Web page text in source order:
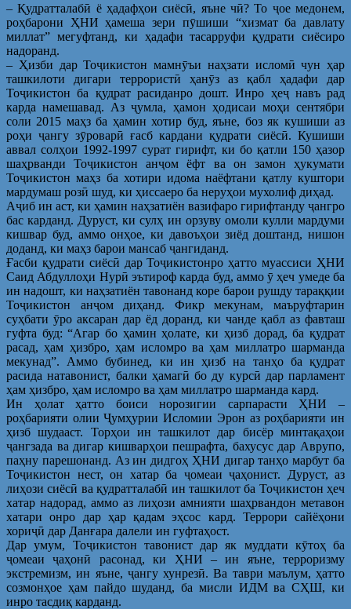
– Қудратталабӣ ё ҳадафҳои сиёсӣ, яъне чӣ? То ҷое медонем,
роҳбарони ҲНИ ҳамеша зери пӯшиши “хизмат ба давлату
миллат” мегуфтанд, ки ҳадафи тасарруфи қудрати сиёсиро
надоранд.
– Ҳизби дар Тоҷикистон мамнӯъи наҳзати исломӣ чун ҳар
ташкилоти дигари террористӣ ҳанӯз аз қабл ҳадафи дар
Тоҷикистон ба қудрат расиданро дошт. Инро ҳеҷ навъ рад
карда намешавад. Аз ҷумла, ҳамон ҳодисаи моҳи сентябри
соли 2015 маҳз ба ҳамин хотир буд, яъне, боз як кушиши аз
роҳи ҷангу зӯроварӣ ғасб кардани қудрати сиёсӣ. Кушиши
аввал солҳои 1992-1997 сурат гирифт, ки бо қатли 150 ҳазор
шаҳрванди Тоҷикистон анҷом ёфт ва он замон ҳукумати
Тоҷикистон маҳз ба хотири идома наёфтани қатлу куштори
мардумаш розӣ шуд, ки ҳиссаеро ба неруҳои мухолиф диҳад.
Аҷиб ин аст, ки ҳамин наҳзатиён вазифаро гирифтанду ҷангро
бас карданд. Дуруст, ки сулҳ ин орзуву омоли кулли мардуми
кишвар буд, аммо онҳое, ки давоъҳои зиёд доштанд, нишон
доданд, ки маҳз барои мансаб ҷангиданд.
Ғасби қудрати сиёсӣ дар Тоҷикистонро ҳатто муассиси ҲНИ
Саид Абдуллоҳи Нурӣ эътироф карда буд, аммо ӯ ҳеч умеде ба
ин надошт, ки наҳзатиён тавонанд коре барои рушду тараққии
Тоҷикистон анҷом диҳанд. Фикр мекунам, маъруфтарин
суҳбати ӯро аксаран дар ёд доранд, ки чанде қабл аз фавташ
гуфта буд: “Агар бо ҳамин ҳолате, ки ҳизб дорад, ба қудрат
расад, ҳам ҳизбро, ҳам исломро ва ҳам миллатро шарманда
мекунад”. Аммо бубинед, ки ин ҳизб на танҳо ба қудрат
расида натавонист, балки ҳамагӣ бо ду курсӣ дар парламент
ҳам ҳизбро, ҳам исломро ва ҳам миллатро шарманда кард.
Ин ҳолат ҳатто боиси норозигии сарпарасти ҲНИ –
роҳбарияти олии Ҷумҳурии Исломии Эрон аз роҳбарияти ин
ҳизб шудааст. Торҳои ин ташкилот дар бисёр минтақаҳои
ҷангзада ва дигар кишварҳои пешрафта, бахусус дар Аврупо,
паҳну парешонанд. Аз ин дидгоҳ ҲНИ дигар танҳо марбут ба
Тоҷикистон нест, он хатар ба ҷомеаи ҷаҳонист. Дуруст, аз
лиҳози сиёсӣ ва қудратталабӣ ин ташкилот ба Тоҷикистон ҳеч
хатар надорад, аммо аз лиҳози амнияти шаҳрвандон метавон
хатари онро дар ҳар қадам эҳсос кард. Террори сайёҳони
хориҷӣ дар Данғара далели ин гуфтаҳост.
Дар умум, Тоҷикистон тавонист дар як муддати кӯтоҳ ба
ҷомеаи ҷаҳонӣ расонад, ки ҲНИ – ин яъне, терроризму
экстремизм, ин яъне, ҷангу хунрезӣ. Ва таври маълум, ҳатто
созмонҳое ҳам пайдо шуданд, ба мисли ИДМ ва СҲШ, ки
инро тасдиқ карданд.